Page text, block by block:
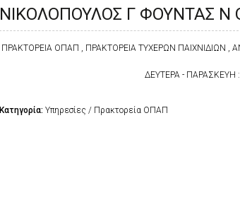
ΝΙΚΟΛΟΠΟΥΛΟΣ Γ ΦΟΥΝΤΑΣ Ν
ΠΡΑΚΤΟΡΕΙΑ ΟΠΑΠ , ΠΡΑΚΤΟΡΕΙΑ ΤΥΧΕΡΩΝ ΠΑΙΧΝΙΔΙΩΝ ,
ΔΕΥΤΕΡΑ - ΠΑΡΑΣΚΕΥΗ :
Κατηγορία: Υπηρεσίες / Πρακτορεία ΟΠΑΠ